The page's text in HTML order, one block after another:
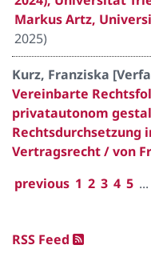
Markus Artz,
2025)
Kurz, Franziska
Vereinbarte
privatautonom
Rechtsdurchsetzung
Vertragsrecht / von
previous 1 2 3 4 5 ...
RSS Feed